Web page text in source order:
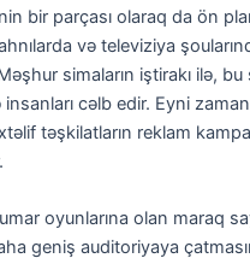
bir parçası olaraq da ön
və televiziya
simaların iştirakı ilə,
cəlb edir. Eyni
təşkilatların reklam
oyunlarına olan maraq
geniş auditoriyaya